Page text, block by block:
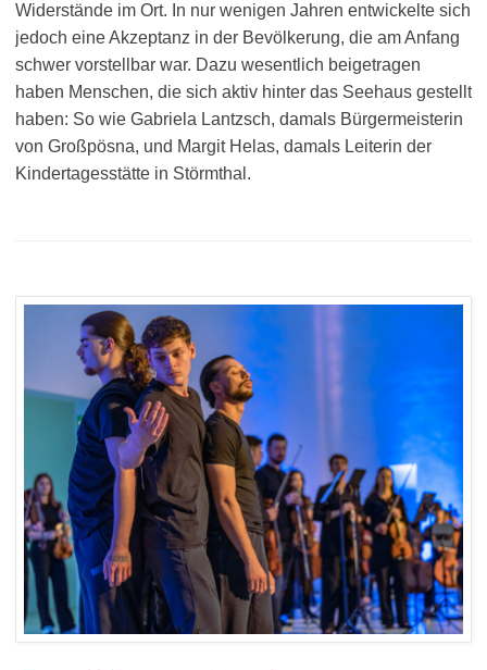
Widerstände im Ort. In nur wenigen Jahren entwickelte sich
jedoch eine Akzeptanz in der Bevölkerung, die am Anfang
schwer vorstellbar war. Dazu wesentlich beigetragen
haben Menschen, die sich aktiv hinter das Seehaus gestellt
haben: So wie Gabriela Lantzsch, damals Bürgermeisterin
von Großpösna, und Margit Helas, damals Leiterin der
Kindertagesstätte in Störmthal.